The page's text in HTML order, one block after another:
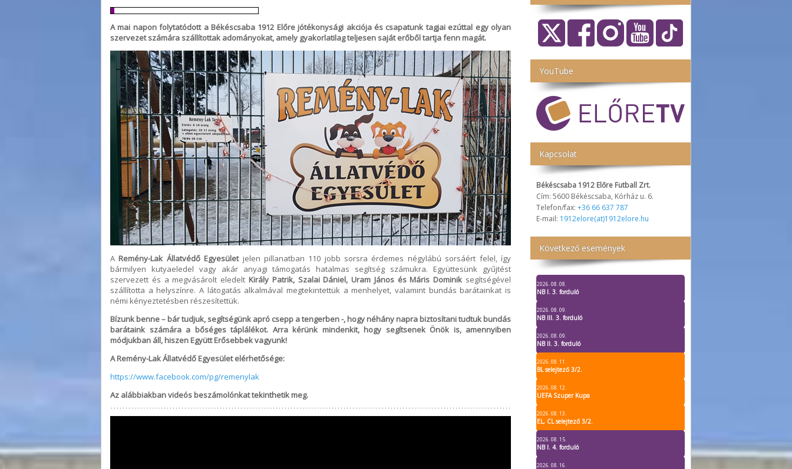
YouTube
Kapcsolat
Békéscsaba 1912 Előre Futball Zrt.
Cím: 5600 Békéscsaba, Kórház u. 6.
Telefon/fax: +36 66 637 787
E-mail: 1912elore(at)1912elore.hu
Következő események
2026. 08. 08.
NB I. 3. forduló
2026. 08. 09.
NB III. 3. forduló
2026. 08. 09.
NB II. 3. forduló
2026. 08. 11.
BL selejtező 3/2.
2026. 08. 12.
UEFA Szuper Kupa
2026. 08. 13.
EL, CL selejtező 3/2.
2026. 08. 15.
NB I. 4. forduló
2026. 08. 16.
A mai napon folytatódott a Békéscsaba 1912 Előre jótékonysági akciója és csapatunk tagjai ezúttal egy olyan
szervezet számára szállítottak adományokat, amely gyakorlatilag teljesen saját erőből tartja fenn magát.
A Remény-Lak Állatvédő Egyesületjelen pillanatban 110 jobb sorsra érdemes négylábú sorsáért felel, így
bármilyen kutyaeledel vagy akár anyagi támogatás hatalmas segítség számukra. Együttesünk gyűjtést
szervezett és a megvásárolt eledelt Király Patrik, Szalai Dániel, Uram János és Máris Dominik segítségével
szállította a helyszínre. A látogatás alkalmával megtekintettük a menhelyet, valamint bundás barátainkat is
némi kényeztetésben részesítettük.
Bízunk benne – bár tudjuk, segítségünk apró csepp a tengerben -, hogy néhány napra biztosítani tudtuk bundás
barátaink számára a bőséges táplálékot. Arra kérünk mindenkit, hogy segítsenek Önök is, amennyiben
módjukban áll, hiszen Együtt Erősebbek vagyunk!
A Remény-Lak Állatvédő Egyesület elérhetősége:
https://www.facebook.com/pg/remenylak
Az alábbiakban videós beszámolónkat tekinthetik meg.